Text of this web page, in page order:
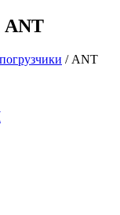
ANT
/ ANT